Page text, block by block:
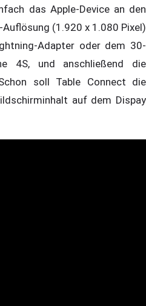
das Apple-Device an den
(1.920 x 1.080 Pixel)
Adapter oder dem 30-
4S, und anschließend die
soll Table Connect die
auf dem Dispay